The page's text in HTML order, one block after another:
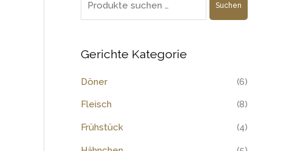
n
a
Suchen
Gerichte Kategorie
Döner (6)
Fleisch (8)
Frühstück (4)